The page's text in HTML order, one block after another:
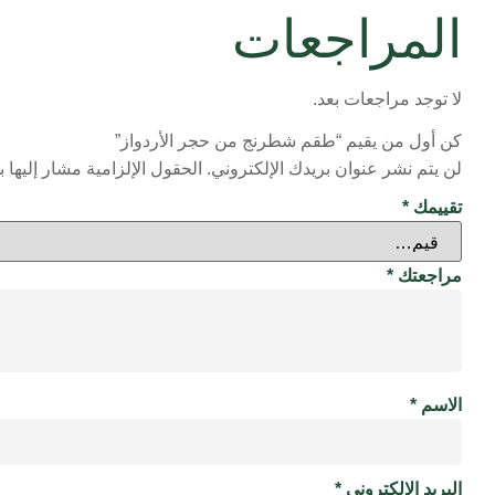
المراجعات
لا توجد مراجعات بعد.
كن أول من يقيم “طقم شطرنج من حجر الأردواز”
لن يتم نشر عنوان بريدك الإلكتروني. الحقول الإلزامية مشار إليها
تقييمك *
مراجعتك *
الاسم *
البريد الإلكتروني *